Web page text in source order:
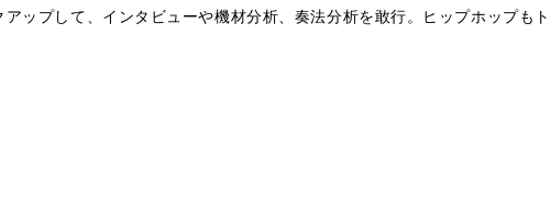
ップして、インタビューや機材分析、奏法分析を敢行。ヒップホップも